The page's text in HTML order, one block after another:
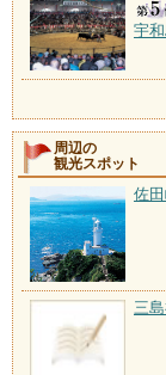
宇
周辺の
観光スポット
佐
三